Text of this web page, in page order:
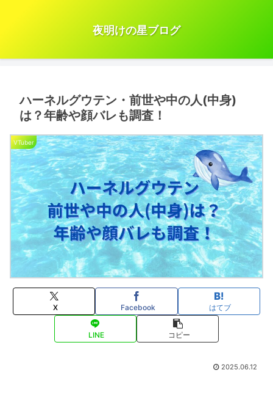
夜明けの星ブログ
ハーネルグウテン・前世や中の人(中身)
は？年齢や顔バレも調査！
VTuber
X Facebook はてブ
LINE コピー
2025.06.12